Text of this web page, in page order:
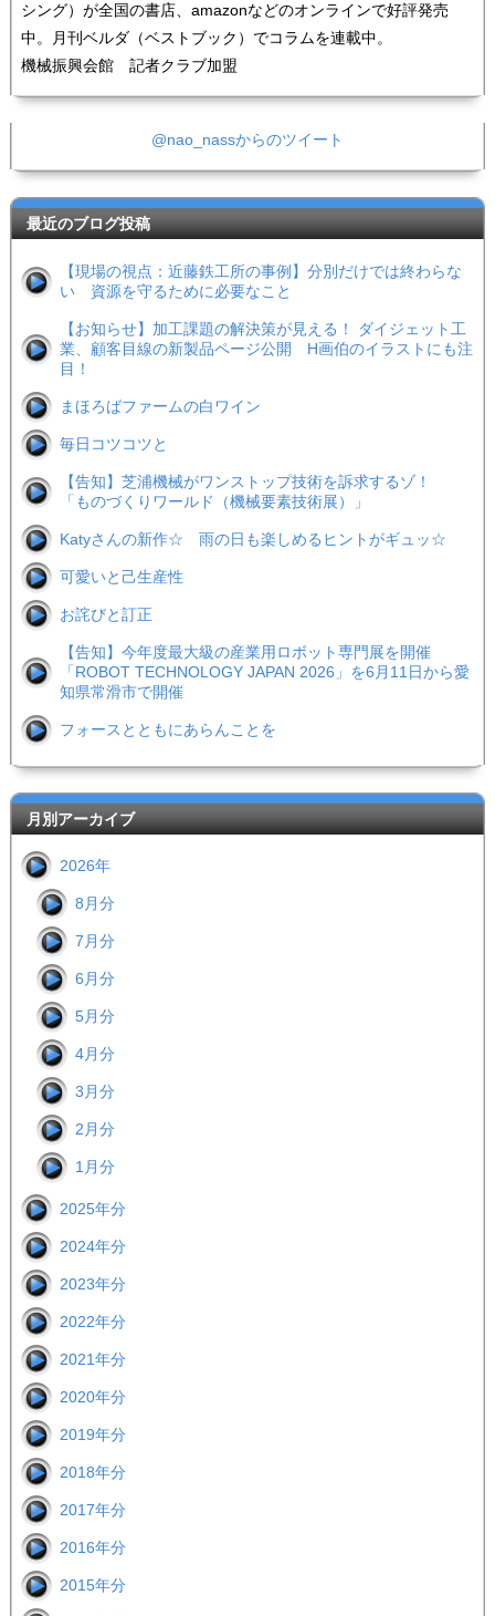
シング）が全国の書店、amazonなどのオンラインで好評発売
中。月刊ベルダ（ベストブック）でコラムを連載中。
機械振興会館 記者クラブ加盟
@nao_nassからのツイート
最近のブログ投稿
【現場の視点：近藤鉄工所の事例】分別だけでは終わらな
い 資源を守るために必要なこと
【お知らせ】加工課題の解決策が見える！ ダイジェット工
業、顧客目線の新製品ページ公開 H画伯のイラストにも注
目！
まほろばファームの白ワイン
毎日コツコツと
【告知】芝浦機械がワンストップ技術を訴求するゾ！
「ものづくりワールド（機械要素技術展）」
Katyさんの新作☆ 雨の日も楽しめるヒントがギュッ☆
可愛いと己生産性
お詫びと訂正
【告知】今年度最大級の産業用ロボット専門展を開催
「ROBOT TECHNOLOGY JAPAN 2026」を6月11日から愛
知県常滑市で開催
フォースとともにあらんことを
月別アーカイブ
2026年
8月分
7月分
6月分
5月分
4月分
3月分
2月分
1月分
2025年分
2024年分
2023年分
2022年分
2021年分
2020年分
2019年分
2018年分
2017年分
2016年分
2015年分